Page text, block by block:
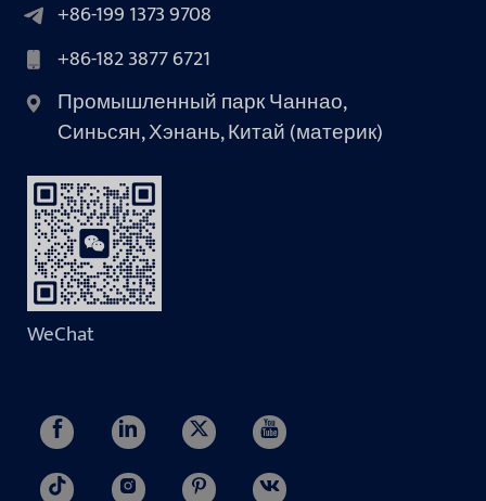
+86-199 1373 9708
+86-182 3877 6721
Промышленный парк Чаннао,
Синьсян, Хэнань, Китай (материк)
WeChat